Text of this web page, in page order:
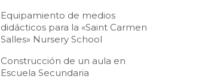
Equipamiento de medios
didácticos para la «Saint Carmen
Salles» Nursery School
Construcción de un aula en
Escuela Secundaria